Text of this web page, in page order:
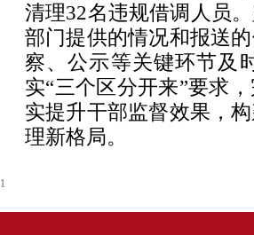
清理32名违规借调人员
部门提供的情况和报送
察、公示等关键环节及
实“三个区分开来”要求
实提升干部监督效果，
理新格局。
1